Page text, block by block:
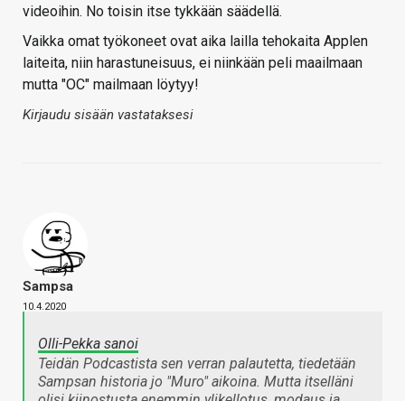
videoihin. No toisin itse tykkään säädellä.
Vaikka omat työkoneet ovat aika lailla tehokaita Applen
laiteita, niin harastuneisuus, ei niinkään peli maailmaan
mutta "OC" mailmaan löytyy!
Kirjaudu sisään vastataksesi
Sampsa
10.4.2020
Olli-Pekka sanoi
Teidän Podcastista sen verran palautetta, tiedetään
Sampsan historia jo "Muro" aikoina. Mutta itselläni